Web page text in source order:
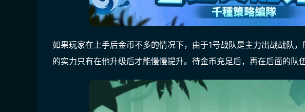
如果玩家在上手后金币不多的情况下，由于1号战队是主力出战战队
的实力只有在他升级后才能慢慢提升。待金币充足后，再在后面的队